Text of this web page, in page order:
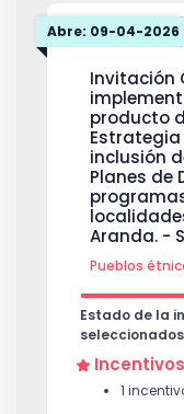
Abre: 09-04-2026
Invitación
producto
inclusión
Planes de
Aranda. -
Pueblos
Estado de la
seleccionados
Incentivos
1